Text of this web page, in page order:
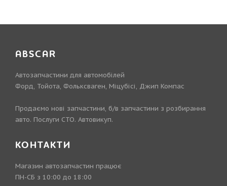
ABSCAR
Автозапчастини для автомобілей
Форд, Тойота, Фольксваген, Міцубісі, Джип Компас
Продаємо нові запчастини, б/в запчастини з розбирання
авто. Послуги СТО. Автовикуп.
КОНТАКТИ
Магазин автозапчастин працює
ПН-СБ з 10:00 до 18:00